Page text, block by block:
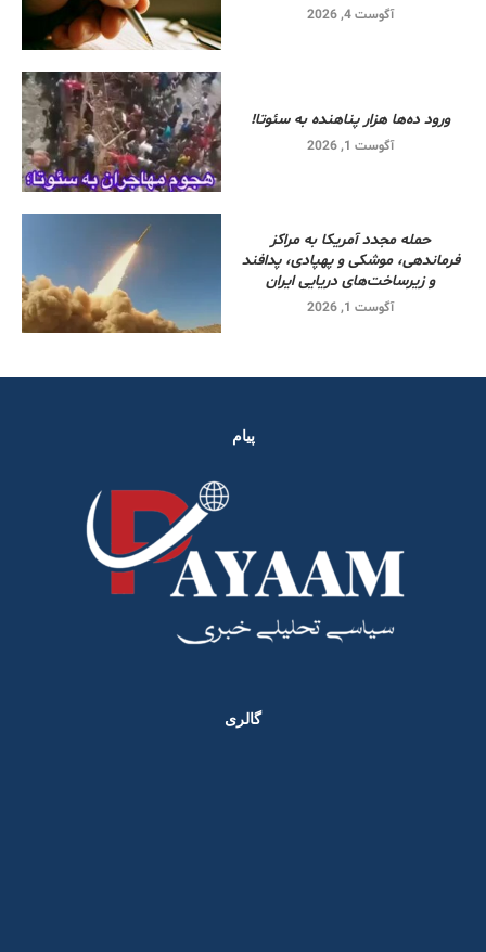
آگوست 4, 2026
ورود ده‌ها هزار پناهنده به سئوتا!
آگوست 1, 2026
حمله مجدد آمریکا به مراکز
فرماندهی، موشکی و پهپادی، پدافند
و زیرساخت‌های دریایی ایران
آگوست 1, 2026
پیام
گالری